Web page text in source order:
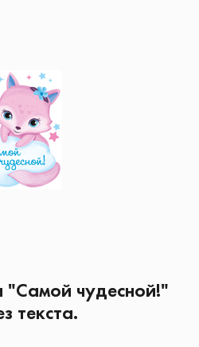
"Самой чудесной!"
текста.